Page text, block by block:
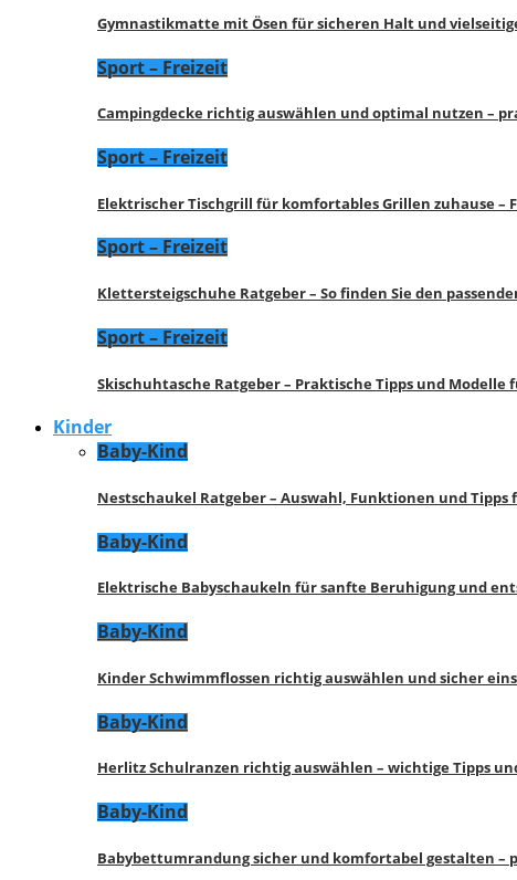
Gymnastikmatte mit Ösen für sicheren Halt und
Sport – Freizeit
Campingdecke richtig auswählen und optimal nutzen –
Sport – Freizeit
Elektrischer Tischgrill für komfortables Grillen zuhause –
Sport – Freizeit
Klettersteigschuhe Ratgeber – So finden Sie den
Sport – Freizeit
Skischuhtasche Ratgeber – Praktische Tipps und Modelle
Kinder
Baby-Kind
Nestschaukel Ratgeber – Auswahl, Funktionen und Tipps
Baby-Kind
Elektrische Babyschaukeln für sanfte Beruhigung und
Baby-Kind
Kinder Schwimmflossen richtig auswählen und sicher
Baby-Kind
Herlitz Schulranzen richtig auswählen – wichtige Tipps
Baby-Kind
Babybettumrandung sicher und komfortabel gestalten –